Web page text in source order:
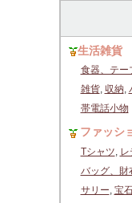
生活雑貨
食器、テー
雑貨, 収納,
帯電話小物
ファッシ
Tシャツ, レ
バッグ、財
サリー, 宝